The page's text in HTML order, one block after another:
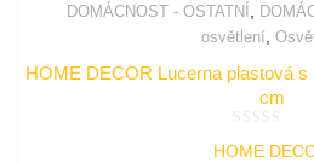
DOMÁCNOST - OSTATNÍ
osvětlení
HOME DECOR Lucerna plastová
cm
0
HOME